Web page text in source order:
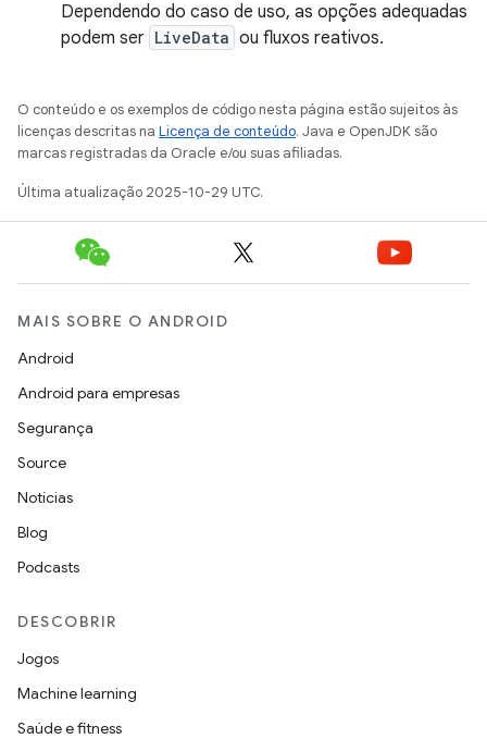
Dependendo do caso de uso, as opções adequadas
podem ser LiveData ou fluxos reativos.
O conteúdo e os exemplos de código nesta página estão sujeitos às
licenças descritas na Licença de conteúdo. Java e OpenJDK são
marcas registradas da Oracle e/ou suas afiliadas.
Última atualização 2025-10-29 UTC.
MAIS SOBRE O ANDROID
Android
Android para empresas
Segurança
Source
Notícias
Blog
Podcasts
DESCOBRIR
Jogos
Machine learning
Saúde e fitness